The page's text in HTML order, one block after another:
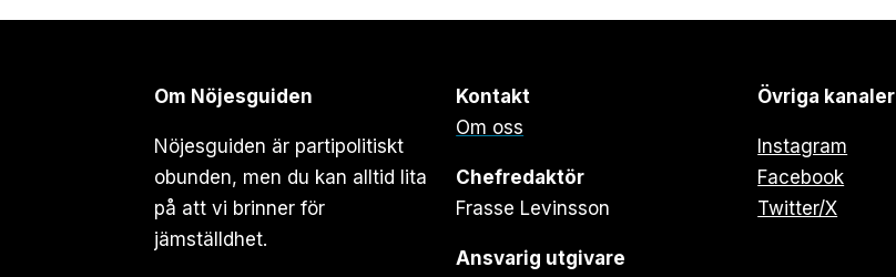
Om Nöjesguiden
Nöjesguiden är partipolitiskt
obunden, men du kan alltid lita
på att vi brinner för
jämställdhet.
Kontakt
Om oss
Chefredaktör
Frasse Levinsson
Ansvarig utgivare
Övriga kanaler
Instagram
Facebook
Twitter/X